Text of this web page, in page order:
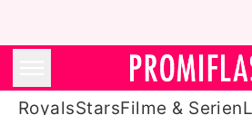
RoyalsStarsFilme & Serien